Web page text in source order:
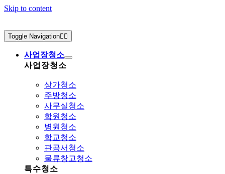
Skip to content
Toggle Navigation
사업장청소
사업장청소
상가청소
주방청소
사무실청소
학원청소
병원청소
학교청소
관공서청소
물류창고청소
특수청소